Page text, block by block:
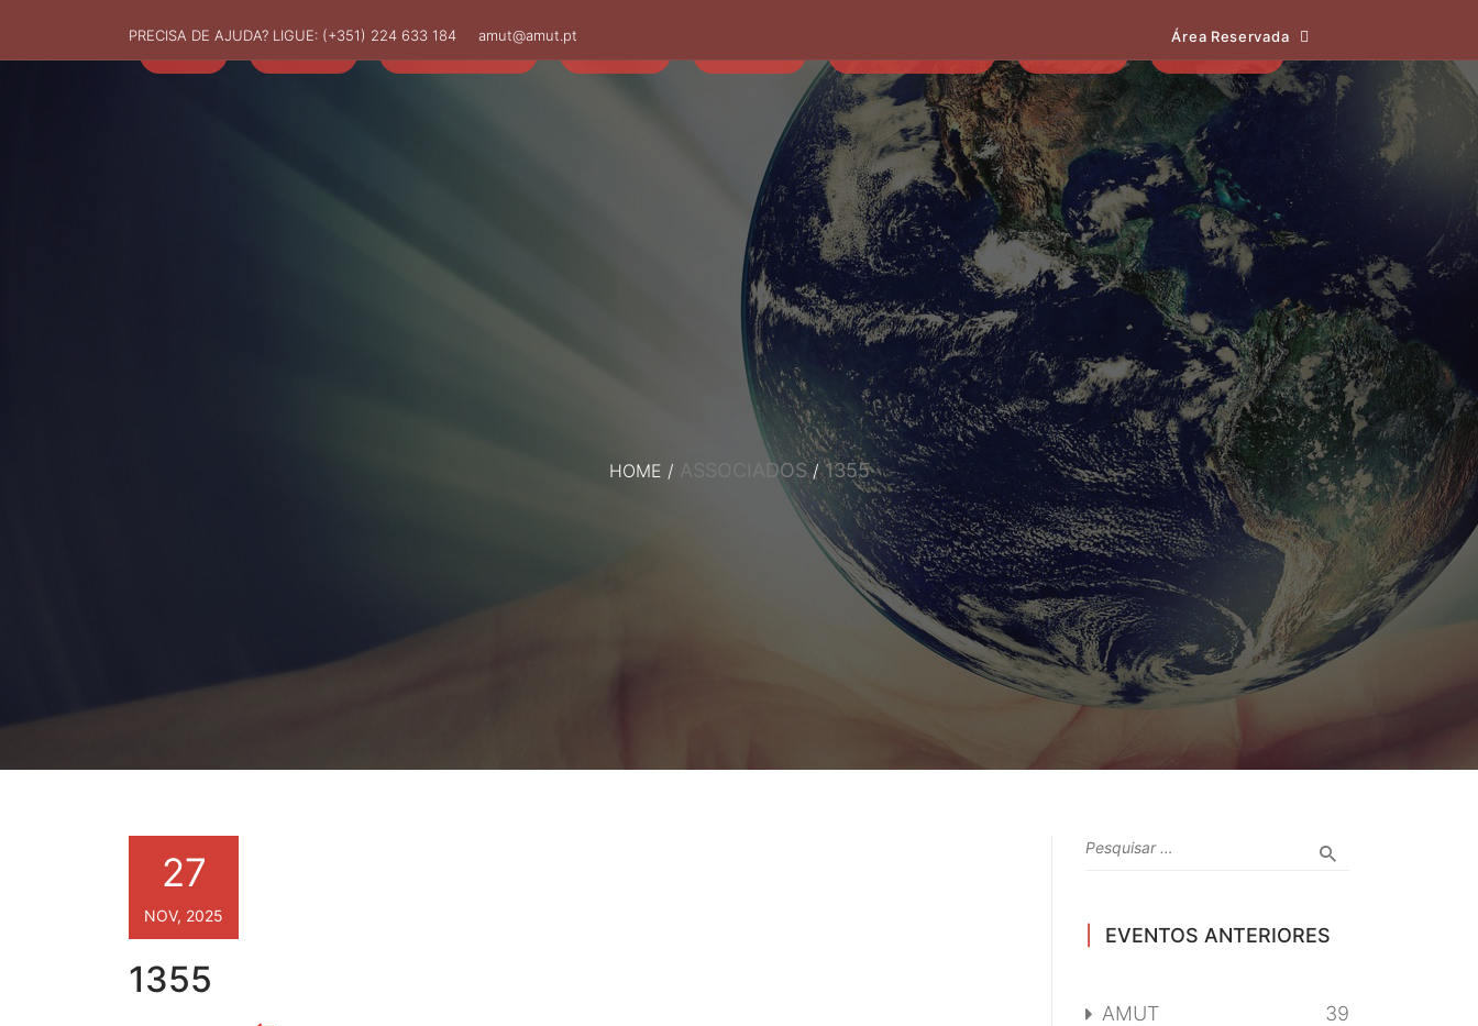
PRECISA DE AJUDA? LIGUE: (+351) 224 633 184 amut@amut.pt
Área Reservada
HOME / ASSOCIADOS / 1355
1355
27
NOV, 2025
EVENTOS ANTERIORES
AMUT 39